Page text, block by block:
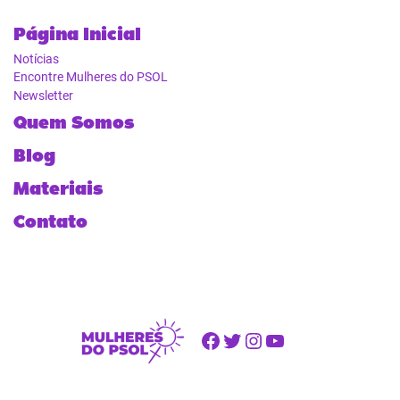
Página Inicial
Notícias
Encontre Mulheres do PSOL
Newsletter
Quem Somos
Blog
Materiais
Contato
Facebook Twitter Instagram Youtube